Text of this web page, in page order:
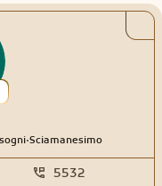
di rielaborazione dei
suddividono in quattro
magico: Terra:
e radicamento. Aria:
e saggezza. Acqua:
verità emotiva. Fuoco:
della passione e della
e simboli, capaci di
personalizzati. In
Carte dell’Anima: Un
nelle varie fasi della tua
viaggio per comprendere
.Sciamanesimo
5532